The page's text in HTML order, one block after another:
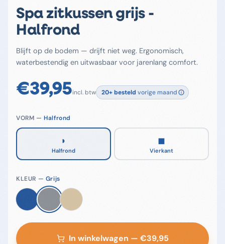
Spa zitkussen grijs -
Halfrond
Blijft op de bodem — drijft niet weg. Ergonomisch,
waterbestendig en uitwasbaar voor jarenlang comfort.
€39,95incl. btw 20+besteld vorige maand
VORM —Halfrond
◗
Halfrond
◼
Vierkant
KLEUR — Grijs
In winkelwagen — €39,95